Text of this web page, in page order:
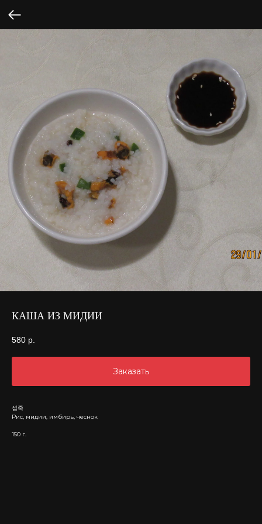
КАША ИЗ МИДИИ
580 р.
Заказать
섭죽
Рис, мидии, имбирь, чеснок
150 г.